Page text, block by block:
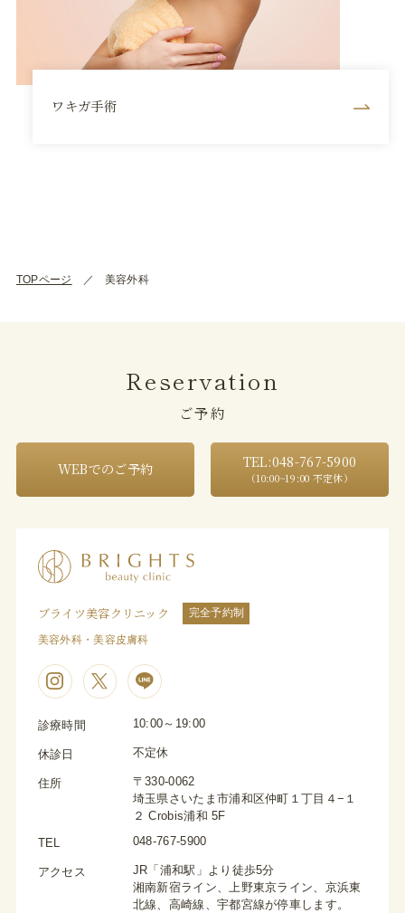
ワキガ手術
TOPページ 美容外科
Reservation
ご予約
WEBでのご予約 TEL:048-767-5900
（10:00~19:00 不定休）
ブライツ美容クリニック 完全予約制
美容外科・美容皮膚科
診療時間 10:00～19:00
休診日 不定休
住所
〒330-0062
埼玉県さいたま市浦和区仲町１丁目４−１
２ Crobis浦和 5F
TEL 048-767-5900
アクセス
JR「浦和駅」より徒歩5分
湘南新宿ライン、上野東京ライン、京浜東
北線、高崎線、宇都宮線が停車します。